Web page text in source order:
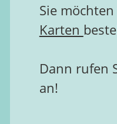
Sie
Karten
Dann rufen
an!